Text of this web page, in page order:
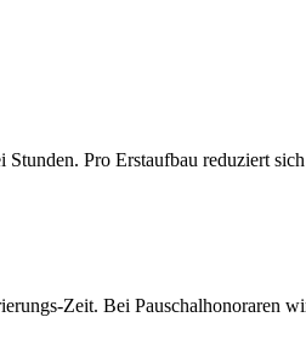
Pro Erstaufbau reduziert
Zeit. Bei Pauschalhonoraren